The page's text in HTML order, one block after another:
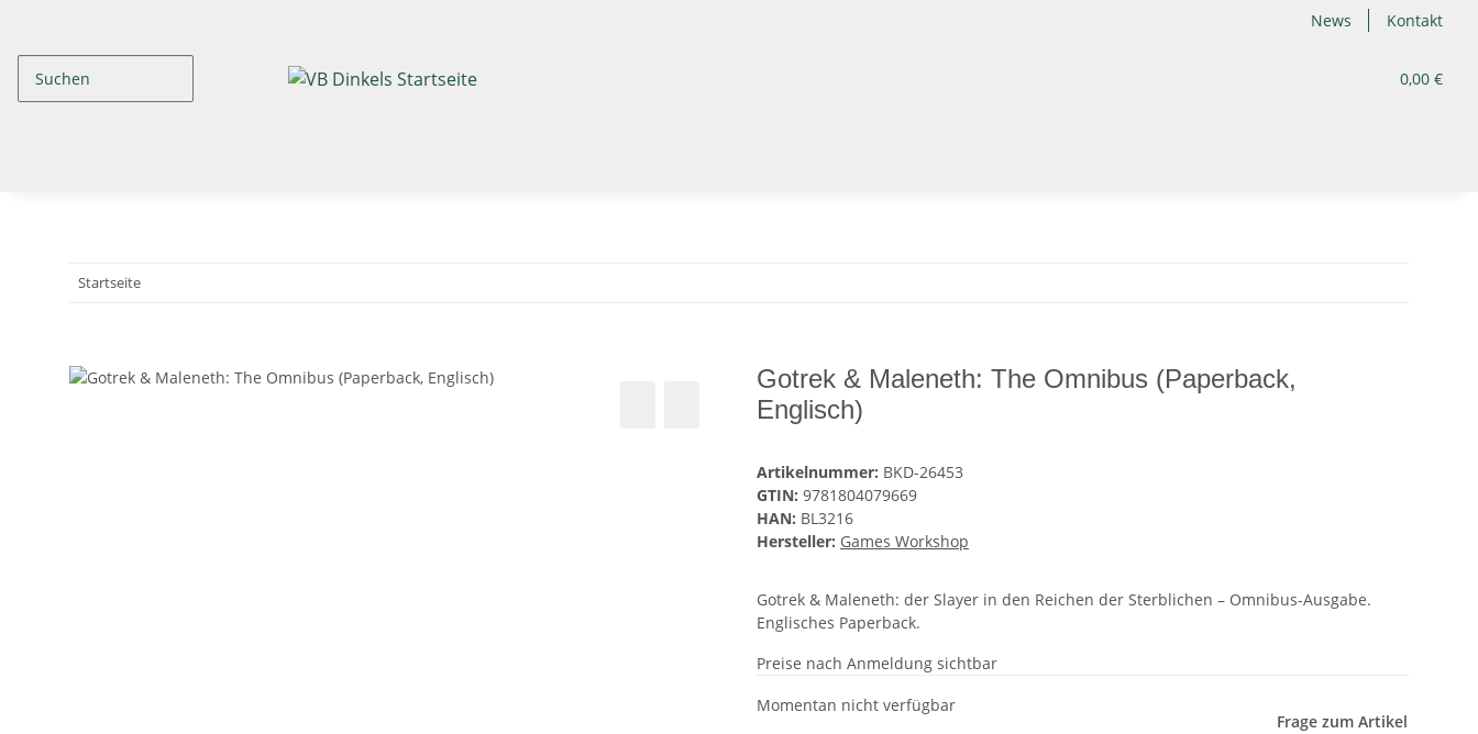
News Kontakt
0,00 €
Startseite
Gotrek & Maleneth: The Omnibus (Paperback,
Englisch)
Artikelnummer: BKD-26453
GTIN: 9781804079669
HAN: BL3216
Hersteller: Games Workshop
Gotrek & Maleneth: der Slayer in den Reichen der Sterblichen – Omnibus-Ausgabe.
Englisches Paperback.
Preise nach Anmeldung sichtbar
Momentan nicht verfügbar
Frage zum Artikel